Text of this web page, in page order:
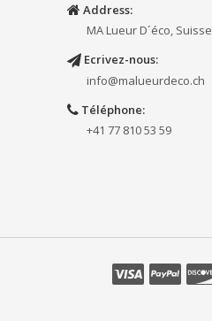
Address:
MA Lueur D´éco, Suisse
Ecrivez-nous:
info@malueurdeco.ch
Téléphone:
+41 77 810 53 59